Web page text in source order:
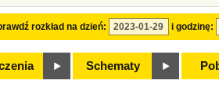
rozkład na dzień: i godzinę:
Schematy